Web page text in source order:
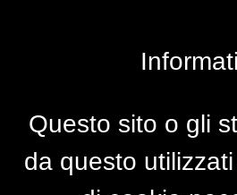
Questo sito o gli
da questo